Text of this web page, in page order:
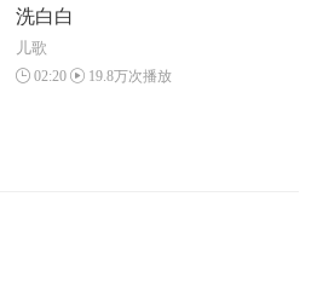
洗白白
儿歌
02:20 19.8万次播放